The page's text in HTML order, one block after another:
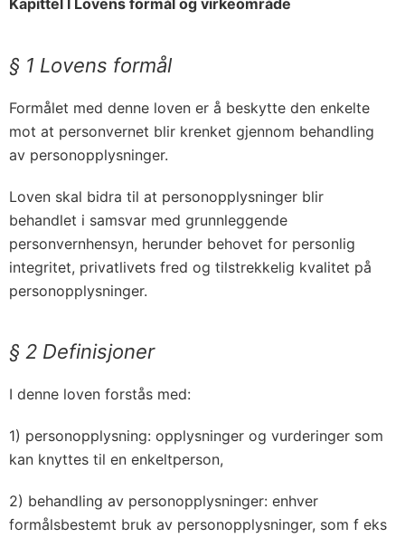
Kapittel I Lovens formål og virkeområde
§ 1 Lovens formål
Formålet med denne loven er å beskytte den enkelte
mot at personvernet blir krenket gjennom behandling
av personopplysninger.
Loven skal bidra til at personopplysninger blir
behandlet i samsvar med grunnleggende
personvernhensyn, herunder behovet for personlig
integritet, privatlivets fred og tilstrekkelig kvalitet på
personopplysninger.
§ 2 Definisjoner
I denne loven forstås med:
1) personopplysning: opplysninger og vurderinger som
kan knyttes til en enkeltperson,
2) behandling av personopplysninger: enhver
formålsbestemt bruk av personopplysninger, som f eks